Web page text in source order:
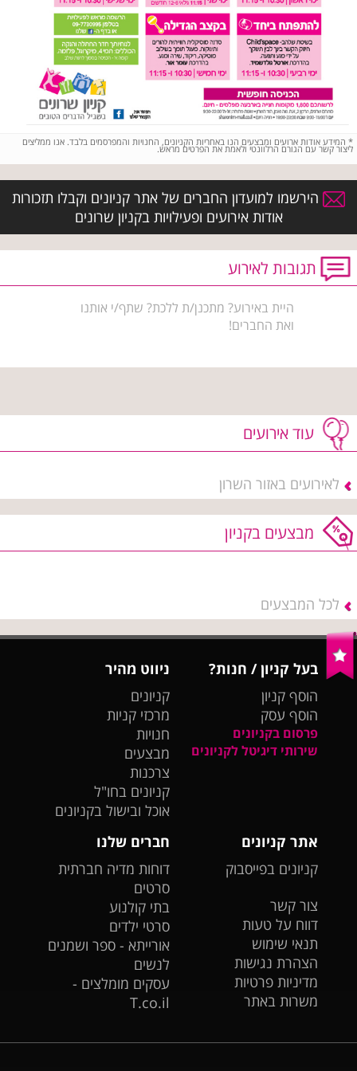
* המידע אודות ארועים ומבצעים הנו באחריות הקניונים, החנויות והמפרסמים בלבד. אנו ממליצים
ליצור קשר עם הגורם הרלוונטי ולאמת את הפרטים מראש.
הירשמו למועדון החברים של אתר קניונים וקבלו תזכורות
אודות אירועים ופעילויות בקניון שרונים
תגובות לאירוע
היית באירוע? מתכנן/ת ללכת? שתף/י אותנו
ואת החברים!
עוד אירועים
לאירועים באזור השרון
מבצעים בקניון
לכל המבצעים
בעל קניון / חנות?
הוסף קניון
הוסף עסק
פרסום בקניונים
שירותי דיגיטל לקניונים
ניווט מהיר
קניונים
מרכזי קניות
חנויות
מבצעים
צרכנות
קניונים בחו"ל
אוכל ובישול בקניונים
אתר קניונים
קניונים בפייסבוק
צור קשר
דווח על טעות
תנאי שימוש
הצהרת נגישות
מדיניות פרטיות
משרות באתר
חברים שלנו
דוחות מדיה חברתית
סרטים
בתי קולנוע
סרטי ילדים
אורייתא - ספר ושמנים
לנשים
עסקים מומלצים -
T.co.il